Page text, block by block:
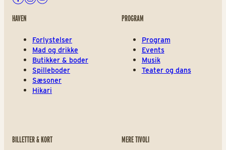
Facebook
Instagram
Youtube
HAVEN
Forlystelser
Mad og drikke
Butikker & boder
Spilleboder
Sæsoner
Hikari
PROGRAM
Program
Events
Musik
Teater og dans
BILLETTER & KORT MERE TIVOLI